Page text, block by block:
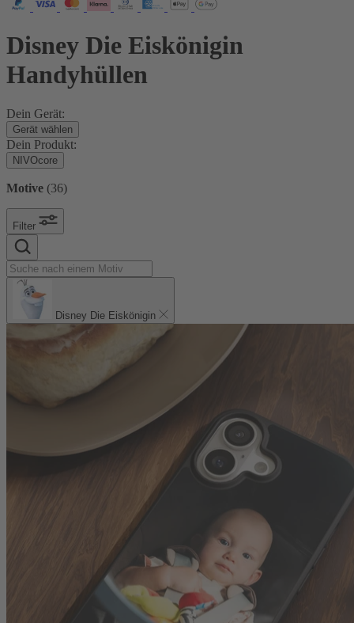
Disney Die Eiskönigin
Handyhüllen
Dein Gerät:
Gerät wählen
Dein Produkt:
NIVOcore
Motive (36)
Filter
Disney Die Eiskönigin